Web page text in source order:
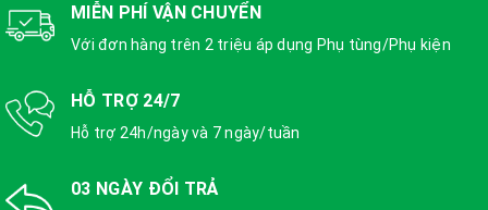
MIỄN PHÍ VẬN CHUYỂN
Với đơn hàng trên 2 triệu áp dụng Phụ tùng/Phụ kiện
HỖ TRỢ 24/7
Hỗ trợ 24h/ngày và 7 ngày/tuần
03 NGÀY ĐỔI TRẢ